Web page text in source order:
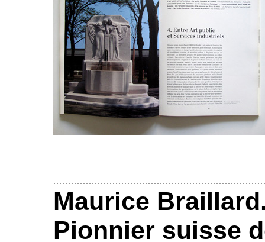
Maurice
Pionnier suisse